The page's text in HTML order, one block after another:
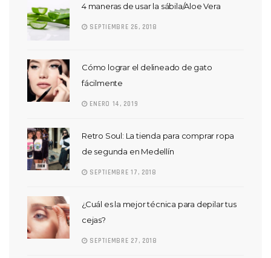
4 maneras de usar la sábila/Aloe Vera
SEPTIEMBRE 26, 2018
Cómo lograr el delineado de gato
fácilmente
ENERO 14, 2019
Retro Soul: La tienda para comprar ropa
de segunda en Medellín
SEPTIEMBRE 17, 2018
¿Cuál es la mejor técnica para depilar tus
cejas?
SEPTIEMBRE 27, 2018